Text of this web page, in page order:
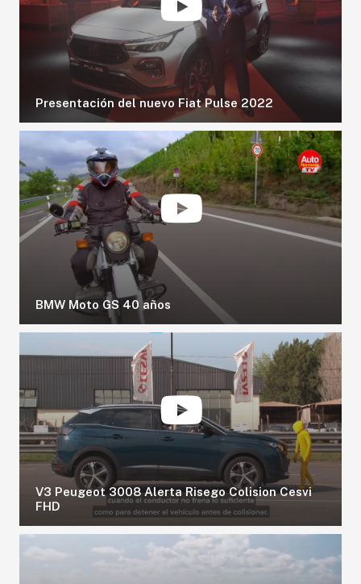
COMPETICIÓN
SERVICIOS
SEGURIDAD VIAL
RESP. SOCIAL
CLASIFICADOS
Presentación del nuevo Fiat Pulse 2022
BMW Moto GS 40 años
V3 Peugeot 3008 Alerta Risego Colision Cesvi
FHD